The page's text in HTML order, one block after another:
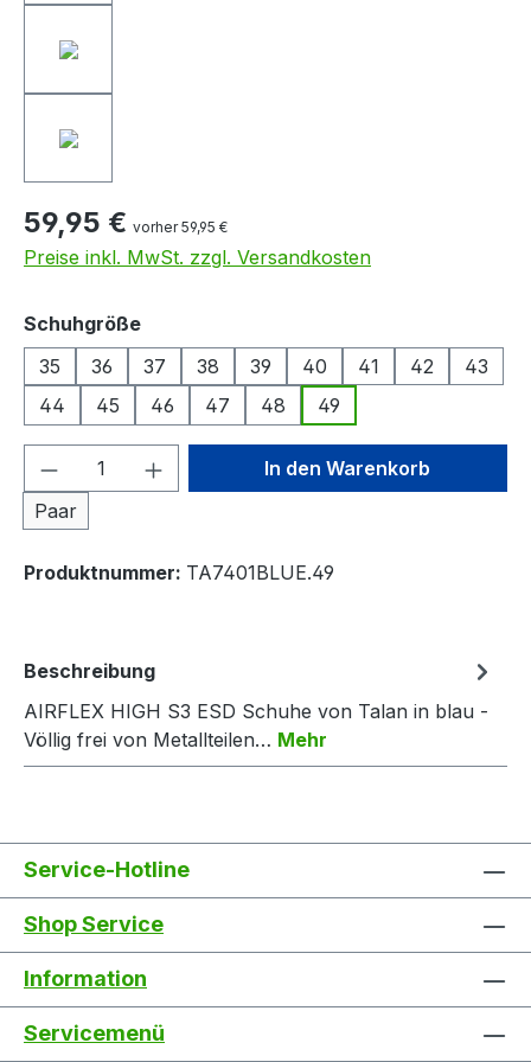
59,95 € vorher 59,95 €
Preise inkl. MwSt. zzgl. Versandkosten
Schuhgrößeauswählen
35
36 37 38 39 40 41 42
43
44
45 46 47 48 49
Produkt Anzahl: Gib den
Paar
In den Warenkorb
Produktnummer: TA7401BLUE.49
Beschreibung
AIRFLEX HIGH S3 ESD Schuhe von Talan in blau -
Völlig frei von Metallteilen… Mehr
Service-Hotline
Shop Service
Information
Servicemenü